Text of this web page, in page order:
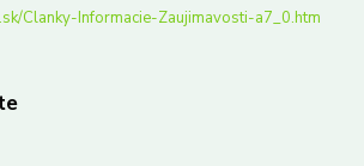
Clanky-Informacie-Zaujimavosti-a7_0.htm